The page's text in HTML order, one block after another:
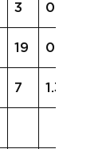
3 0.34μg
19 0.20mg
7 1.34mg